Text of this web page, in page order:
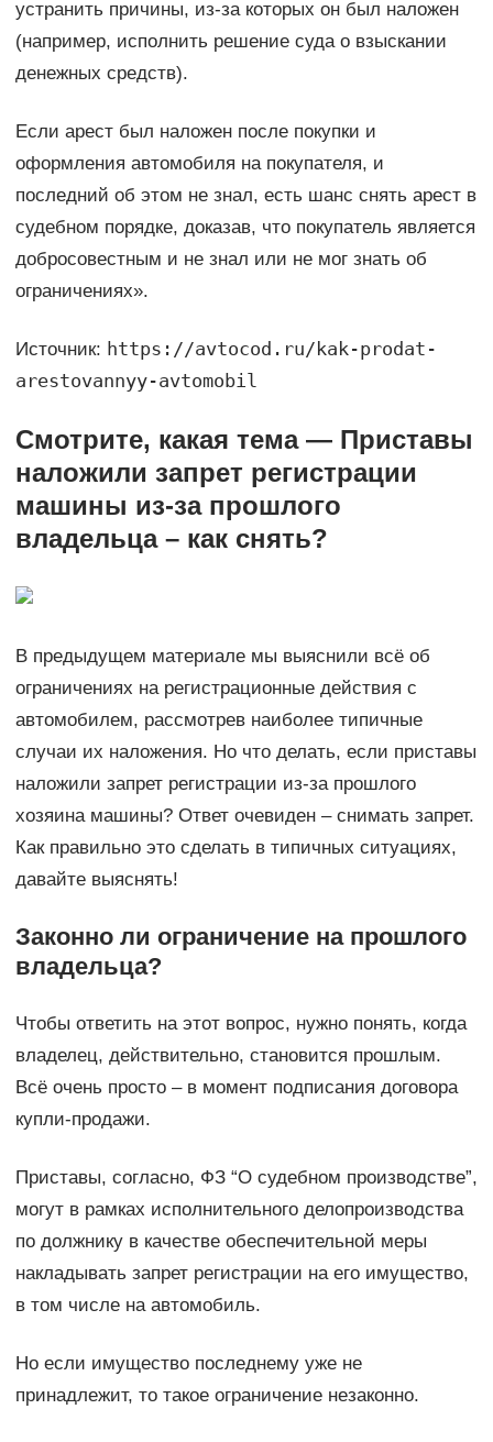
устранить причины, из-за которых он был наложен
(например, исполнить решение суда о взыскании
денежных средств).
Если арест был наложен после покупки и
оформления автомобиля на покупателя, и
последний об этом не знал, есть шанс снять арест в
судебном порядке, доказав, что покупатель является
добросовестным и не знал или не мог знать об
ограничениях».
Источник: https://avtocod.ru/kak-prodat-
arestovannyy-avtomobil
Смотрите, какая тема — Приставы
наложили запрет регистрации
машины из-за прошлого
владельца – как снять?
В предыдущем материале мы выяснили всё об
ограничениях на регистрационные действия с
автомобилем, рассмотрев наиболее типичные
случаи их наложения. Но что делать, если приставы
наложили запрет регистрации из-за прошлого
хозяина машины? Ответ очевиден – снимать запрет.
Как правильно это сделать в типичных ситуациях,
давайте выяснять!
Законно ли ограничение на прошлого
владельца?
Чтобы ответить на этот вопрос, нужно понять, когда
владелец, действительно, становится прошлым.
Всё очень просто – в момент подписания договора
купли-продажи.
Приставы, согласно, ФЗ “О судебном производстве”,
могут в рамках исполнительного делопроизводства
по должнику в качестве обеспечительной меры
накладывать запрет регистрации на его имущество,
в том числе на автомобиль.
Но если имущество последнему уже не
принадлежит, то такое ограничение незаконно.